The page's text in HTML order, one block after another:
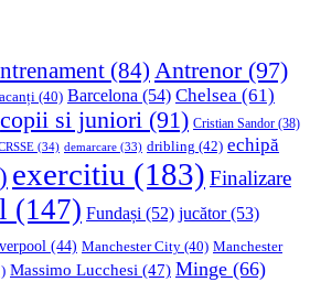
(84) Antrenor(97)
(40) Barcelona (54) Chelsea (61)
copii si juniori (91) Cristian Sandor (38)
(34) demarcare (33) dribling (42) echipă
exercitiu (183) Finalizare
(147) Fundași (52) jucător(53)
(44) Manchester City (40) Manchester
Massimo Lucchesi (47) Minge (66)